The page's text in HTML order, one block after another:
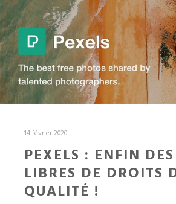
14 février 2020
PEXELS : ENFIN
LIBRES DE DROITS
QUALITÉ !